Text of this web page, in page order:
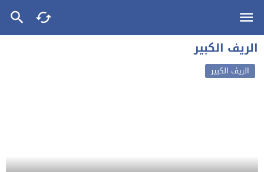
الريف الكبير
الريف الكبير